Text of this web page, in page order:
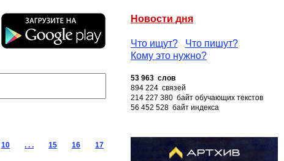
Новости дня
Что ищут?
Что пишут?
Кому это нужно?
53 963 слов
894 224 связей
214 227 380 байт обучающих текстов
56 452 528 байт индекса
10 . . . 15 16 17